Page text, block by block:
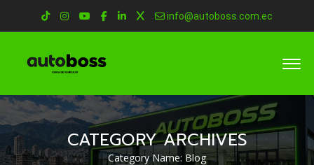
info@autoboss.com.ec
CATEGORY ARCHIVES
Category Name: Blog